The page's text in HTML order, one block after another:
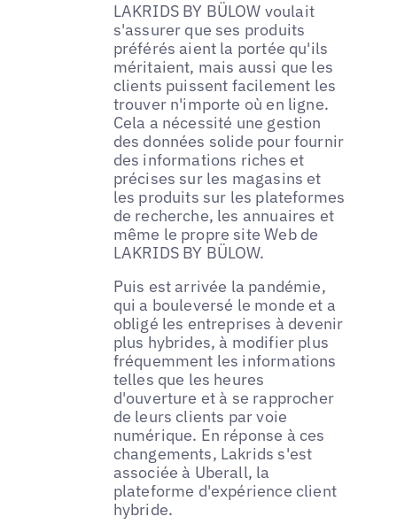
LAKRIDS BY BÜLOW voulait
s'assurer que ses produits
préférés aient la portée qu'ils
méritaient, mais aussi que les
clients puissent facilement les
trouver n'importe où en ligne.
Cela a nécessité une gestion
des données solide pour fournir
des informations riches et
précises sur les magasins et
les produits sur les plateformes
de recherche, les annuaires et
même le propre site Web de
LAKRIDS BY BÜLOW.
Puis est arrivée la pandémie,
qui a bouleversé le monde et a
obligé les entreprises à devenir
plus hybrides, à modifier plus
fréquemment les informations
telles que les heures
d'ouverture et à se rapprocher
de leurs clients par voie
numérique. En réponse à ces
changements, Lakrids s'est
associée à Uberall, la
plateforme d'expérience client
hybride.